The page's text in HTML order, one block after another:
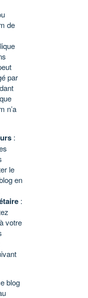
de
par
n’a
:
le
en
:
votre
blog